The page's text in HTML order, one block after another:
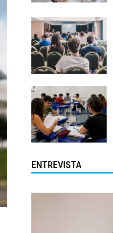
ENTREVISTA